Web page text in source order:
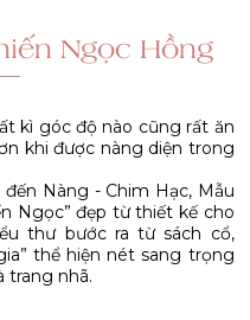
Ngọc Hồng
kì góc độ nào cũng rất ăn
khi được nàng diện trong
Nàng - Chim Hạc, Mẫu
Ngọc” đẹp từ thiết kế cho
thư bước ra từ sách cổ,
thể hiện nét sang trọng